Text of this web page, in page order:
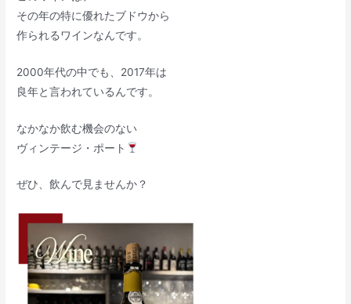
その年の特に優れたブドウから
作られるワインなんです。
2000年代の中でも、2017年は
良年と言われているんです。
なかなか飲む機会のない
ヴィンテージ・ポート
ぜひ、飲んで見ませんか？